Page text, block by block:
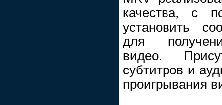
качества, с
установить
для
видео.
субтитров и
проигрывания